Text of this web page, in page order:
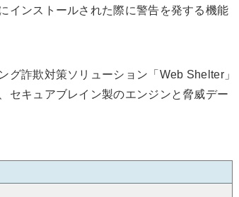
インストールされた際に警告を発する機能
グ詐欺対策ソリューション「Web Shelter」
セキュアブレイン製のエンジンと脅威デー